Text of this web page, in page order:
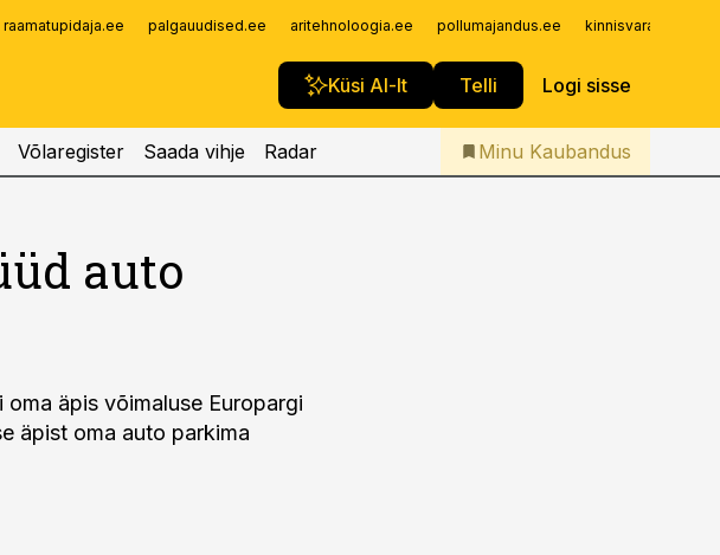
raamatupidaja.ee palgauudised.ee aritehnoloogia.ee pollumajandus.ee
Küsi AI-lt Telli Logi sisse
Iseteenindus
Telli Kaubandus
Võlaregister Saada vihje Radar Minu Kaubandus
auto
äpis võimaluse Europargi
äpist oma auto parkima